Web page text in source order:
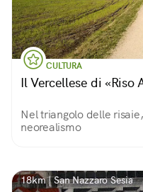
CULTURA
Il Vercellese di «Riso
Nel triangolo delle
neorealismo
18km | San Nazzaro Sesia